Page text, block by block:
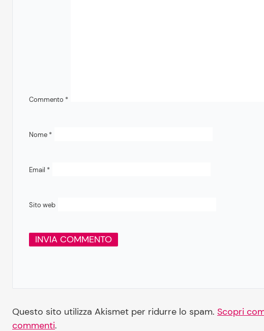
Commento *
Nome *
Email *
Sito web
Questo sito utilizza Akismet per ridurre lo spam. Scopri
commenti.